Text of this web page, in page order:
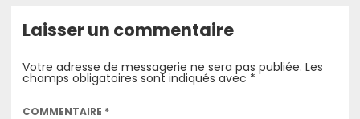
Laisser un commentaire
Votre adresse de messagerie ne sera pas publiée. Les
champs obligatoires sont indiqués avec *
COMMENTAIRE *